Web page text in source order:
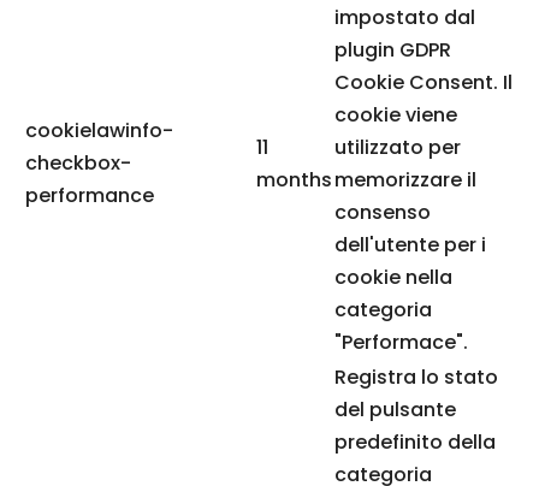
cookielawinfo-
checkbox-
performance
11
months
impostato dal
plugin GDPR
Cookie Consent. Il
cookie viene
utilizzato per
memorizzare il
consenso
dell'utente per i
cookie nella
categoria
"Performace".
Registra lo stato
del pulsante
predefinito della
categoria